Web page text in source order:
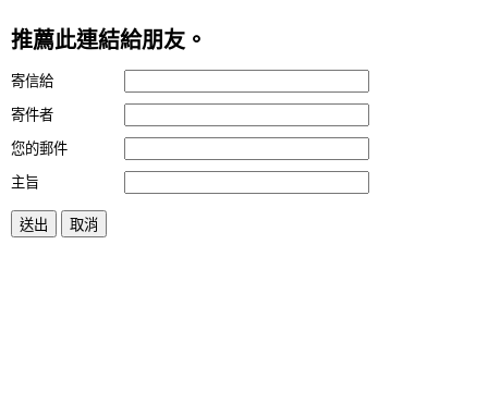
推薦此連結給朋友。
寄信給
寄件者
您的郵件
主旨
送出 取消